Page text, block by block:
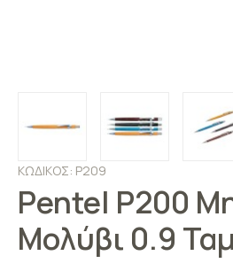
ΚΩΔΙΚΟΣ: P209
Pentel P200
Μολύβι 0.9